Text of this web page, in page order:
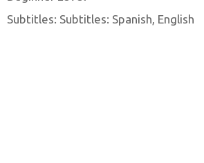
Subtitles: Subtitles: Spanish, English